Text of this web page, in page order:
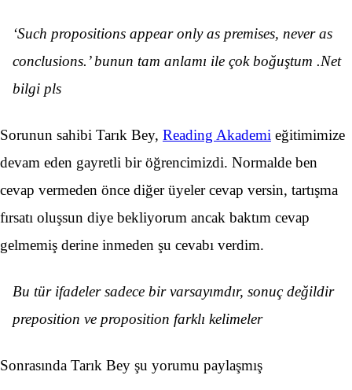
‘Such propositions appear only as premises, never as
conclusions.’ bunun tam anlamı ile çok boğuştum .Net
bilgi pls
Sorunun sahibi Tarık Bey, Reading Akademi eğitimimize
devam eden gayretli bir öğrencimizdi. Normalde ben
cevap vermeden önce diğer üyeler cevap versin, tartışma
fırsatı oluşsun diye bekliyorum ancak baktım cevap
gelmemiş derine inmeden şu cevabı verdim.
Bu tür ifadeler sadece bir varsayımdır, sonuç değildir
preposition ve proposition farklı kelimeler
Sonrasında Tarık Bey şu yorumu paylaşmış